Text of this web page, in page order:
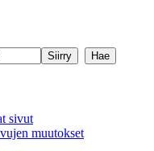
sivut
muutokset